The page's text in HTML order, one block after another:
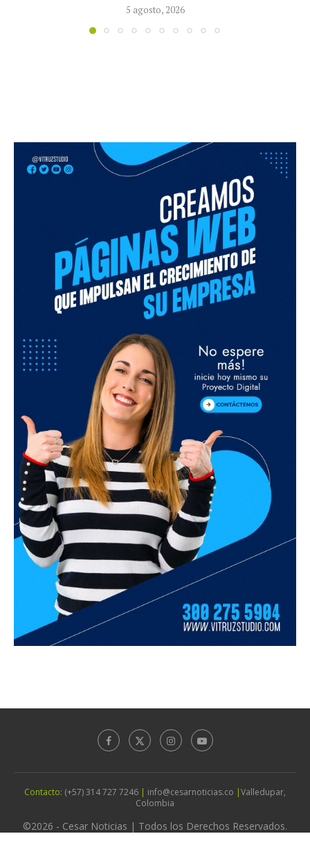
23 julio, 2026
Contacto: (+57) 314 727 7246 | info@cesarnoticias.co |Valledupar,
Colombia
©2026 - Cesar Noticias | Todos los Derechos Reservados.